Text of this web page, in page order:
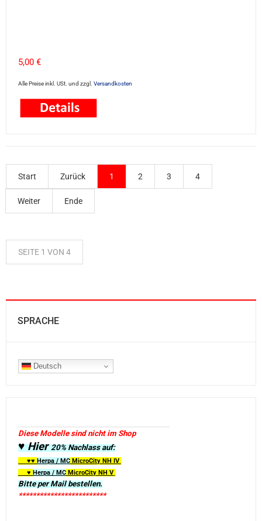
5,00 €
Alle Preise inkl. USt. und zzgl. Versandkosten
Start Zurück 1 2 3 4
Weiter Ende
SEITE 1 VON 4
SPRACHE
Deutsch
Diese Modelle sind nicht im Shop
♥ Hier20% Nachlass auf:
♥♥ Herpa / MC MicroCity NH IV
♥ Herpa / MC MicroCity NH V
Bitte per Mail bestellen.
*************************